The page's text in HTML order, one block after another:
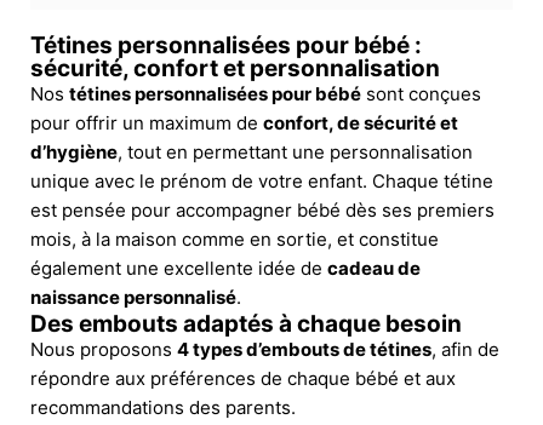
Tétines personnalisées pour bébé :
sécurité, confort et personnalisation
Nos tétines personnalisées pour bébé sont conçues
pour offrir un maximum de confort, de sécurité et
d’hygiène, tout en permettant une personnalisation
unique avec le prénom de votre enfant. Chaque tétine
est pensée pour accompagner bébé dès ses premiers
mois, à la maison comme en sortie, et constitue
également une excellente idée de cadeau de
naissance personnalisé.
Des embouts adaptés à chaque besoin
Nous proposons 4 types d’embouts de tétines, afin de
répondre aux préférences de chaque bébé et aux
recommandations des parents.